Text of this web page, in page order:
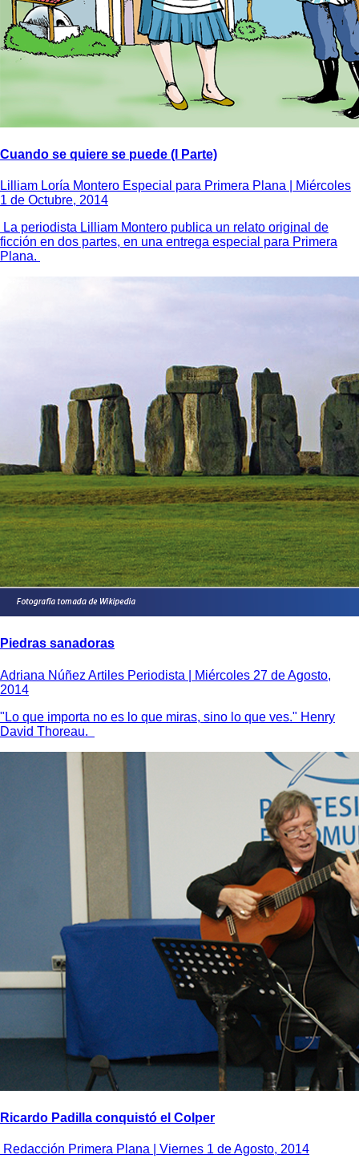
Cuando se quiere se puede (I Parte)
Lilliam Loría Montero Especial para Primera Plana |
Miércoles
1 de Octubre, 2014
La periodista Lilliam Montero publica un relato original de
ficción en dos partes, en una entrega especial para Primera
Plana.
Piedras sanadoras
Adriana Núñez Artiles Periodista |
Miércoles 27 de Agosto,
2014
"Lo que importa no es lo que miras, sino lo que ves." Henry
David Thoreau.
Ricardo Padilla conquistó el Colper
Redacción Primera Plana | Viernes 1 de Agosto, 2014